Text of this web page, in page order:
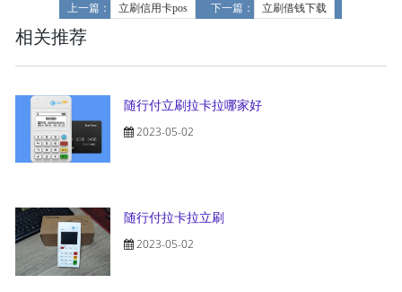
上一篇： 立刷信用卡pos 下一篇： 立刷借钱下载
相关推荐
随行付立刷拉卡拉哪家好
2023-05-02
随行付拉卡拉立刷
2023-05-02